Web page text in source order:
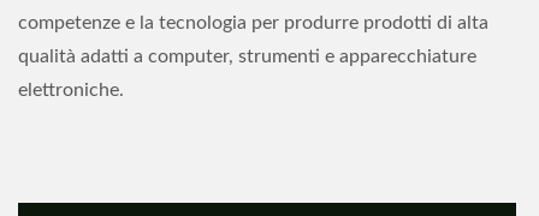
competenze e la tecnologia per produrre prodotti di alta
qualità adatti a computer, strumenti e apparecchiature
elettroniche.